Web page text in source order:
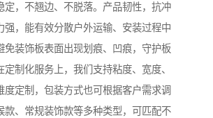
定，不翘边、不脱落。产品韧性，抗冲
强，能有效分散户外运输、安装过程中
免装饰板表面出现划痕、凹痕，守护板
定制化服务上，我们支持粘度、宽度、
度定制，包装方式也可根据客户需求调
款、常规装饰款等多种类型，可匹配不